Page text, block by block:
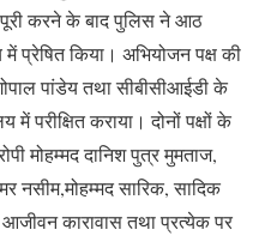
करने के बाद पुलिस ने आठ
में प्रेषित किया। अभियोजन पक्ष की
पांडेय तथा सीबीसीआईडी के
परीक्षित कराया। दोनों पक्षों के
मोहम्मद दानिश पुत्र मुमताज,
नसीम,मोहम्मद सारिक, सादिक
कारावास तथा प्रत्येक पर